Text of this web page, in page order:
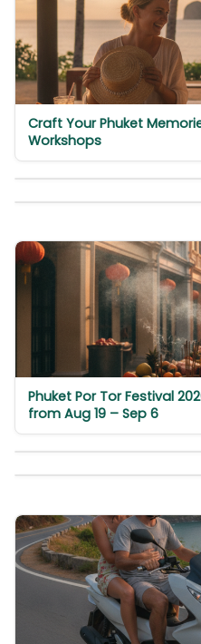
Craft Your Phuket
Workshops
Phuket Por Tor Festival
from Aug 19 – Sep 6